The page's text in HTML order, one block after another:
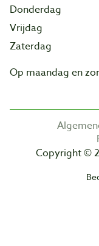
Donderdag
Vrijdag
Zaterdag
Op maandag en
Copyright ©